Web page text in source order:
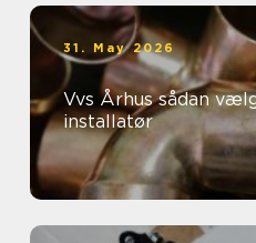
31. May 2026
Vvs Århus sådan vælger du den rigtige
installatør